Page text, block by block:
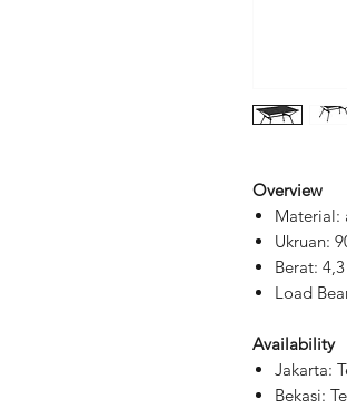
Overview
Material:
Ukruan:
Berat:
Load
Availability
Jakarta:
Bekasi: